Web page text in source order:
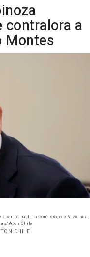
a
Montes
participa de la comision de Vivienda
Aton Chile
CHILE